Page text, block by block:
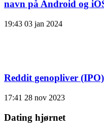
navn på Android og
19:43 03 jan 2024
Reddit genopliver
17:41 28 nov 2023
Dating hjørnet